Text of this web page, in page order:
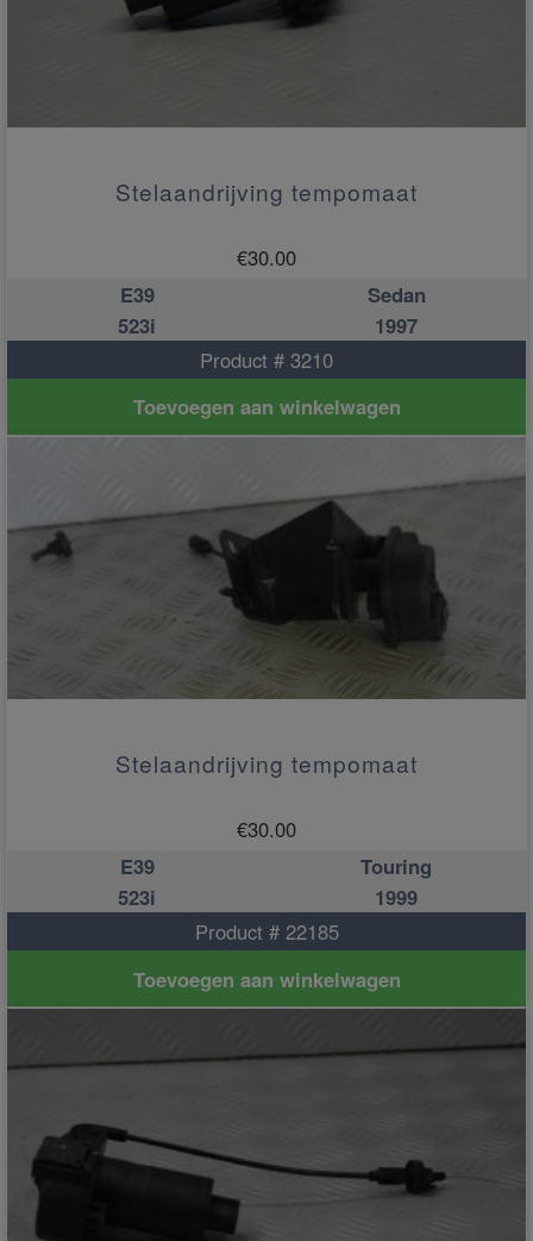
Stelaandrijving tempomaat
€30.00
E39
Sedan
523i
1997
Product # 3210
Toevoegen aan winkelwagen
Stelaandrijving tempomaat
€30.00
E39
Touring
523i
1999
Product # 22185
Toevoegen aan winkelwagen